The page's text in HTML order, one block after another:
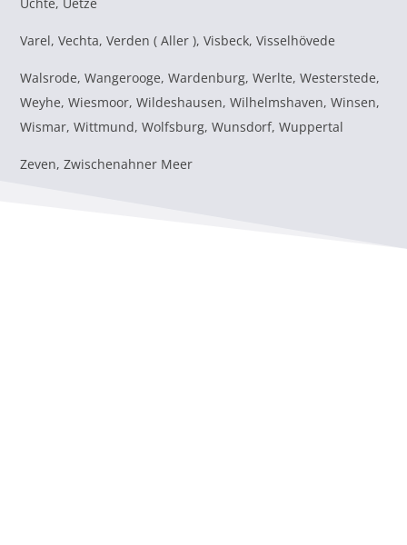
Varel, Vechta, Verden ( Aller ), Visbeck, Visselhövede
Walsrode, Wangerooge, Wardenburg, Werlte, Westerstede,
Weyhe, Wiesmoor, Wildeshausen, Wilhelmshaven, Winsen,
Wismar, Wittmund, Wolfsburg, Wunsdorf, Wuppertal
Zeven, Zwischenahner Meer